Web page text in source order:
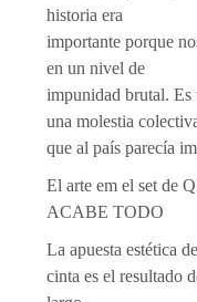
historia era
importante porque
en un nivel de
impunidad brutal. Es
una molestia
que al país parecía
El arte em el set de
ACABE TODO
La apuesta estética
cinta es el resultado